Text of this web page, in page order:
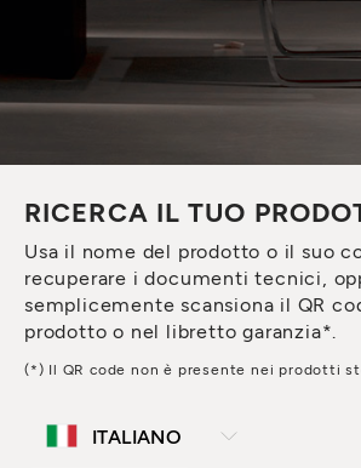
RICERCA IL TUO
Usa il nome del prodotto o il suo
recuperare i documenti tecnici,
semplicemente scansiona il QR
prodotto o nel libretto garanzia*.
(*) Il QR code non è presente nei prodotti